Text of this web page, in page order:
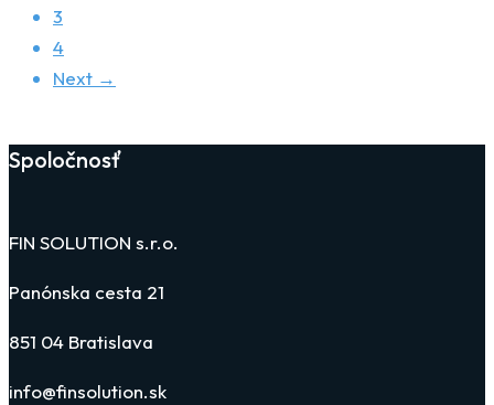
3
4
Next →
Spoločnosť
FIN SOLUTION s.r.o.
Panónska cesta 21
851 04 Bratislava
info@finsolution.sk